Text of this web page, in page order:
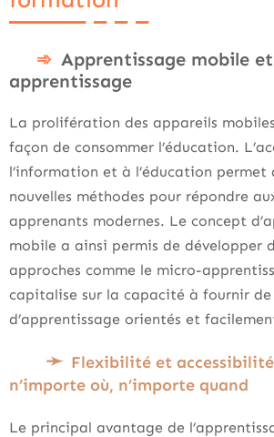
Apprentissage mobile
apprentissage
La prolifération des appareils
façon de consommer l’éducation. L’accès
l’information et à l’éducation permet
nouvelles méthodes pour répondre
apprenants modernes. Le concept
mobile a ainsi permis de développer
approches comme le micro-
capitalise sur la capacité à fournir
d’apprentissage orientés et
Flexibilité et
n’importe où, n’importe quand
Le principal avantage de